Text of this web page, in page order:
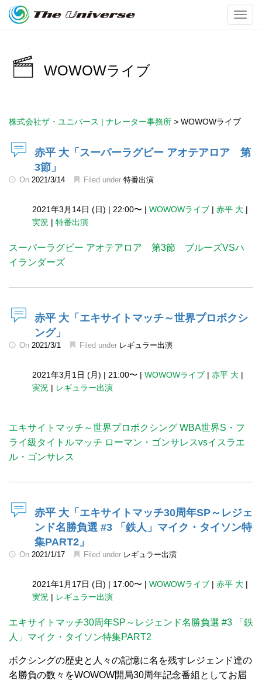
WOWOWライブ
株式会社ザ・ユニバース | ナレーター事務所 > WOWOWライブ
赤平 大「スーパーラグビー アオテアロア 第
3節」
On 2021/3/14 Filed under 特番出演
2021年3月14日 (日) | 22:00〜 | WOWOWライブ | 赤平 大 |
実況 | 特番出演
スーパーラグビー アオテアロア 第3節 ブルーズVSハ
イランダーズ
赤平 大「エキサイトマッチ～世界プロボクシ
ング」
On 2021/3/1 Filed under レギュラー出演
2021年3月1日 (月) | 21:00〜 | WOWOWライブ | 赤平 大 |
実況 | レギュラー出演
エキサイトマッチ～世界プロボクシング WBA世界S・フ
ライ級タイトルマッチ ローマン・ゴンサレスvsイスラエ
ル・ゴンサレス
赤平 大「エキサイトマッチ30周年SP～レジェ
ンド名勝負選 #3 「鉄人」マイク・タイソン特
集PART2」
On 2021/1/17 Filed under レギュラー出演
2021年1月17日 (日) | 17:00〜 | WOWOWライブ | 赤平 大 |
実況 | レギュラー出演
エキサイトマッチ30周年SP～レジェンド名勝負選 #3 「鉄
人」マイク・タイソン特集PART2
ボクシングの歴史と人々の記憶に名を残すレジェンド達の
名勝負の数々をWOWOW開局30周年記念番組としてお届